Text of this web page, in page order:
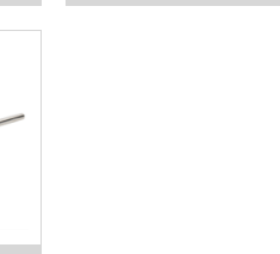
Dimension Analogue Outputs